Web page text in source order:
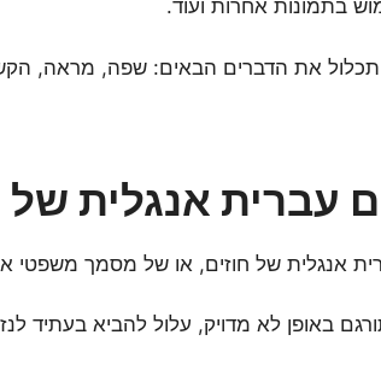
בתמונות אחרות ועוד.
תכלול את הדברים הבאים: שפה, מראה,
עברית אנגלית של
אנגלית של חוזים, או של מסמך משפטי
באופן לא מדויק, עלול להביא בעתיד